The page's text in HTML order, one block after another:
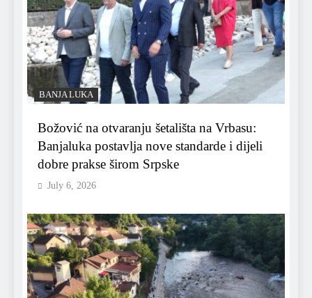
BANJA LUKA
Božović na otvaranju šetališta na Vrbasu:
Banjaluka postavlja nove standarde i dijeli
dobre prakse širom Srpske
July 6, 2026